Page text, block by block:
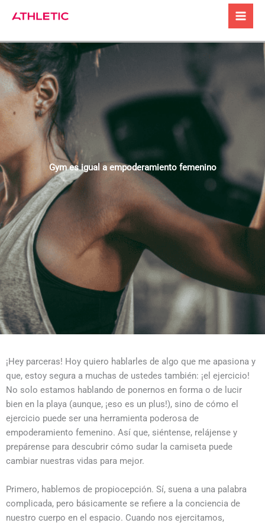
Gym es igual a empoderamiento femenino
¡Hey parceras! Hoy quiero hablarles de algo que me apasiona y
que, estoy segura a muchas de ustedes también: ¡el ejercicio!
No solo estamos hablando de ponernos en forma o de lucir
bien en la playa (aunque, ¡eso es un plus!), sino de cómo el
ejercicio puede ser una herramienta poderosa de
empoderamiento femenino. Así que, siéntense, relájense y
prepárense para descubrir cómo sudar la camiseta puede
cambiar nuestras vidas para mejor.
Primero, hablemos de propiocepción. Sí, suena a una palabra
complicada, pero básicamente se refiere a la conciencia de
nuestro cuerpo en el espacio. Cuando nos ejercitamos,